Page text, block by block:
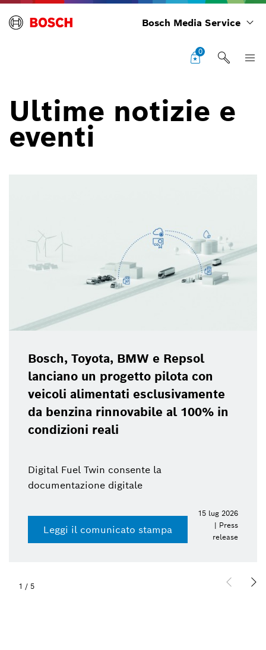
Bosch Media Service
0
Ultime notizie e
eventi
Bosch, Toyota, BMW e Repsol
lanciano un progetto pilota con
veicoli alimentati esclusivamente
da benzina rinnovabile al 100% in
condizioni reali
Digital Fuel Twin consente la
documentazione digitale
Leggi il comunicato stampa
15 lug 2026
| Press
release
1 / 5